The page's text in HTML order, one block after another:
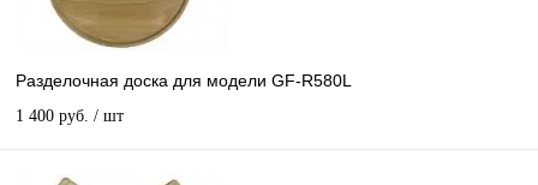
Разделочная доска для модели GF-R580L
1 400 руб. / шт